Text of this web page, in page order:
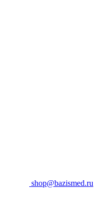
shop@bazismed.ru